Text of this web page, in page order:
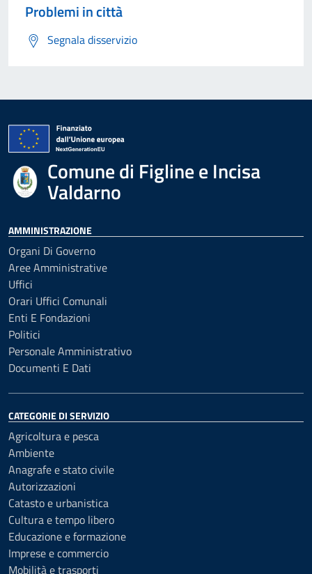
Problemi in città
Segnala disservizio
Comune di Figline e Incisa
Valdarno
AMMINISTRAZIONE
Organi Di Governo
Aree Amministrative
Uffici
Orari Uffici Comunali
Enti E Fondazioni
Politici
Personale Amministrativo
Documenti E Dati
CATEGORIE DI SERVIZIO
Agricoltura e pesca
Ambiente
Anagrafe e stato civile
Autorizzazioni
Catasto e urbanistica
Cultura e tempo libero
Educazione e formazione
Imprese e commercio
Mobilità e trasporti